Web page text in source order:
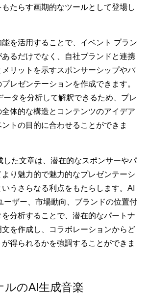
たらす画期的なツールとして登場し
を活用することで、イベント プラン
るだけでなく、自社ブランドと連携
リットを示すスポンサーシップやパ
レゼンテーションを作成できます。
ータを分析して解釈できるため、プレ
体的な構造とコンテンツのアイデア
トの目的に合わせることができま
した文章は、潜在的なスポンサーやパ
り魅力的で魅力的なプレゼンテーシ
うさらなる利点をもたらします。AI
ーザー、市場動向、ブランドの位置付
分析することで、潜在的なパートナ
を作成し、コラボレーションからど
得られるかを強調することができま
ルのAI生成音楽